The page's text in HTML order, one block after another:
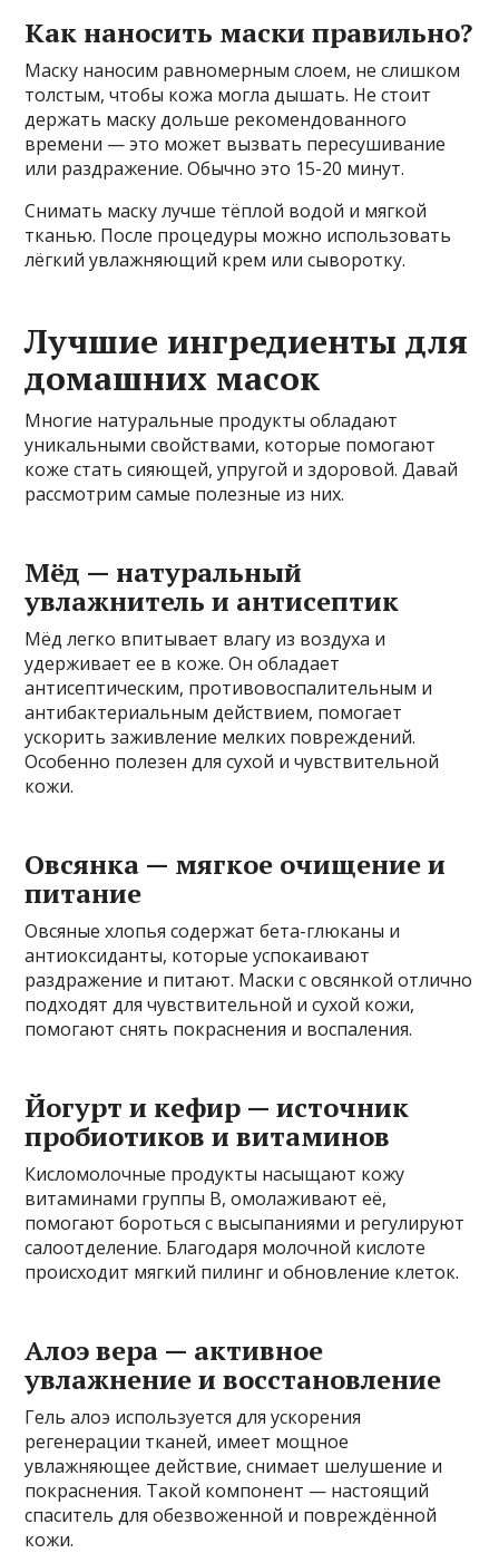
Как наносить маски правильно?
Маску наносим равномерным слоем, не слишком
толстым, чтобы кожа могла дышать. Не стоит
держать маску дольше рекомендованного
времени — это может вызвать пересушивание
или раздражение. Обычно это 15-20 минут.
Снимать маску лучше тёплой водой и мягкой
тканью. После процедуры можно использовать
лёгкий увлажняющий крем или сыворотку.
Лучшие ингредиенты для
домашних масок
Многие натуральные продукты обладают
уникальными свойствами, которые помогают
коже стать сияющей, упругой и здоровой. Давай
рассмотрим самые полезные из них.
Мёд — натуральный
увлажнитель и антисептик
Мёд легко впитывает влагу из воздуха и
удерживает ее в коже. Он обладает
антисептическим, противовоспалительным и
антибактериальным действием, помогает
ускорить заживление мелких повреждений.
Особенно полезен для сухой и чувствительной
кожи.
Овсянка — мягкое очищение и
питание
Овсяные хлопья содержат бета-глюканы и
антиоксиданты, которые успокаивают
раздражение и питают. Маски с овсянкой отлично
подходят для чувствительной и сухой кожи,
помогают снять покраснения и воспаления.
Йогурт и кефир — источник
пробиотиков и витаминов
Кисломолочные продукты насыщают кожу
витаминами группы В, омолаживают её,
помогают бороться с высыпаниями и регулируют
салоотделение. Благодаря молочной кислоте
происходит мягкий пилинг и обновление клеток.
Алоэ вера — активное
увлажнение и восстановление
Гель алоэ используется для ускорения
регенерации тканей, имеет мощное
увлажняющее действие, снимает шелушение и
покраснения. Такой компонент — настоящий
спаситель для обезвоженной и повреждённой
кожи.